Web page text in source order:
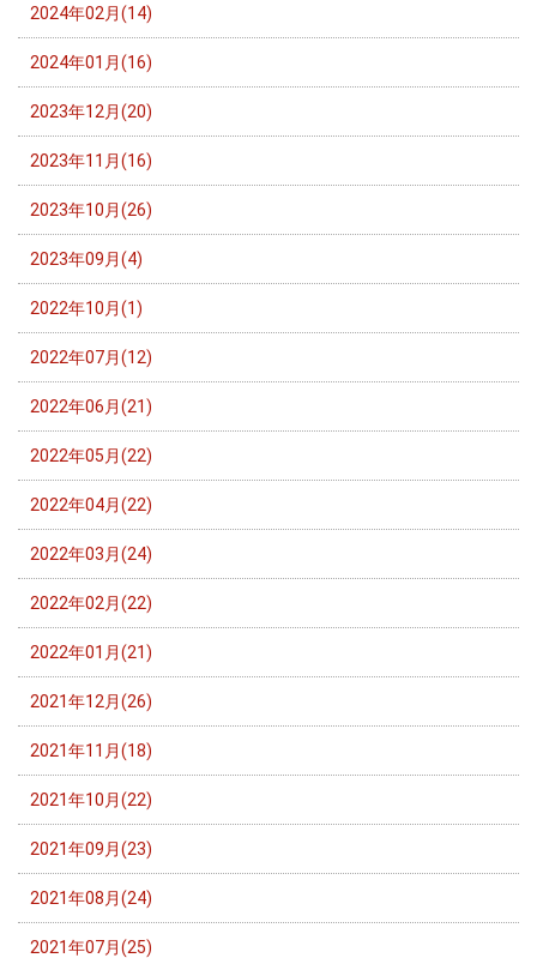
2024年02月(14)
2024年01月(16)
2023年12月(20)
2023年11月(16)
2023年10月(26)
2023年09月(4)
2022年10月(1)
2022年07月(12)
2022年06月(21)
2022年05月(22)
2022年04月(22)
2022年03月(24)
2022年02月(22)
2022年01月(21)
2021年12月(26)
2021年11月(18)
2021年10月(22)
2021年09月(23)
2021年08月(24)
2021年07月(25)